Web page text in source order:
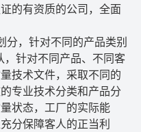
的有资质的公司，全面
分，针对不同的产品类别
，针对不同产品、不同客
技术文件，采取不同的
专业技术分类和产品分
状态，工厂的实际能
分保障客人的正当利